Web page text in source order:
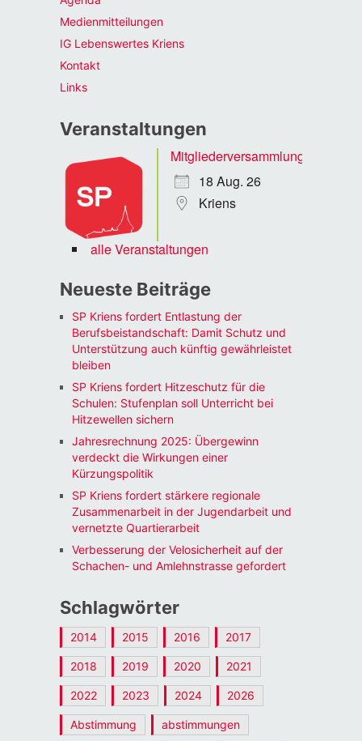
Medienmitteilungen
IG Lebenswertes Kriens
Kontakt
Links
Veranstaltungen
Mitgliederversammlung
18 Aug. 26
Kriens
alle Veranstaltungen
Neueste Beiträge
SP Kriens fordert Entlastung der
Berufsbeistandschaft: Damit Schutz und
Unterstützung auch künftig gewährleistet
bleiben
SP Kriens fordert Hitzeschutz für die
Schulen: Stufenplan soll Unterricht bei
Hitzewellen sichern
Jahresrechnung 2025: Übergewinn
verdeckt die Wirkungen einer
Kürzungspolitik
SP Kriens fordert stärkere regionale
Zusammenarbeit in der Jugendarbeit und
vernetzte Quartierarbeit
Verbesserung der Velosicherheit auf der
Schachen- und Amlehnstrasse gefordert
Schlagwörter
2014 2015 2016 2017
2018 2019 2020 2021
2022 2023 2024 2026
Abstimmung abstimmungen